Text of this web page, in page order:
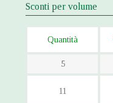
Sconti per volume
Quantità
5
11